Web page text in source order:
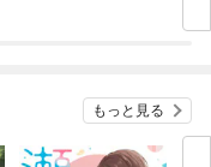
もっと見る